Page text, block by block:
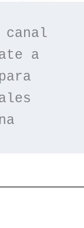
canal
a